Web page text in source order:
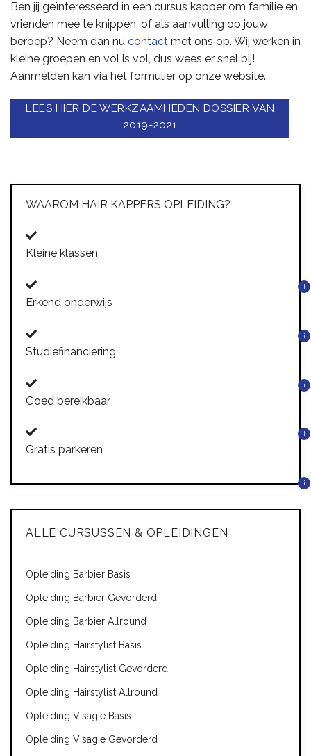
Ben jij geïnteresseerd in een cursus kapper om familie en
vrienden mee te knippen, of als aanvulling op jouw
beroep? Neem dan nu contact met ons op. Wij werken in
kleine groepen en vol is vol, dus wees er snel bij!
Aanmelden kan via het formulier op onze website.
LEES HIER DE WERKZAAMHEDEN DOSSIER VAN
2019-2021
WAAROM HAIR KAPPERS OPLEIDING?
Kleine klassen
i
Erkend onderwijs
i
Studiefinanciering
i
Goed bereikbaar
i
Gratis parkeren
i
ALLE CURSUSSEN & OPLEIDINGEN
Opleiding Barbier Basis
Opleiding Barbier Gevorderd
Opleiding Barbier Allround
Opleiding Hairstylist Basis
Opleiding Hairstylist Gevorderd
Opleiding Hairstylist Allround
Opleiding Visagie Basis
Opleiding Visagie Gevorderd